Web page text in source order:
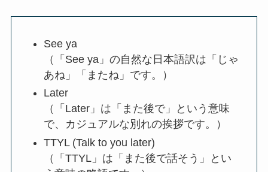
See ya
（「See ya」の自然な日本語訳は「じゃ
あね」「またね」です。）
Later
（「Later」は「また後で」という意味
で、カジュアルな別れの挨拶です。）
TTYL (Talk to you later)
（「TTYL」は「また後で話そう」とい